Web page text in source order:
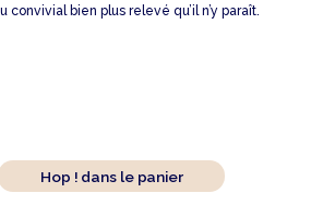
bien plus relevé qu’il n’y paraît.
Hop ! dans le panier